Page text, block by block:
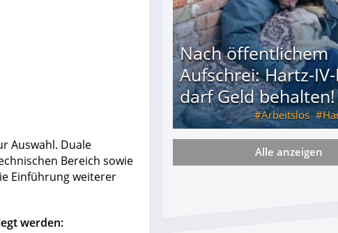
Auswahl. Duale
Bereich sowie
Einführung weiterer
werden:
Nach öffentlichem
Aufschrei: Hartz-
darf Geld behalten!
Arbeitslos
Aufschrei: Hartz-IV-Bettler darf Geld behalten!
Alle anzeigen